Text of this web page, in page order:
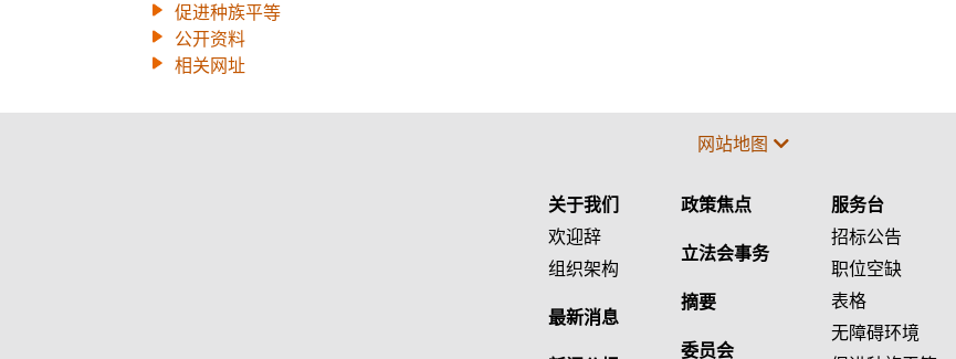
促进种族平等
公开资料
相关网址
网站地图
关于我们
欢迎辞
组织架构
最新消息
政策焦点
立法会事务
摘要
委员会
服务台
招标公告
职位空缺
表格
无障碍环境